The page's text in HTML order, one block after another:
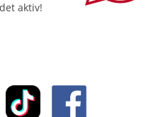
aktiv!